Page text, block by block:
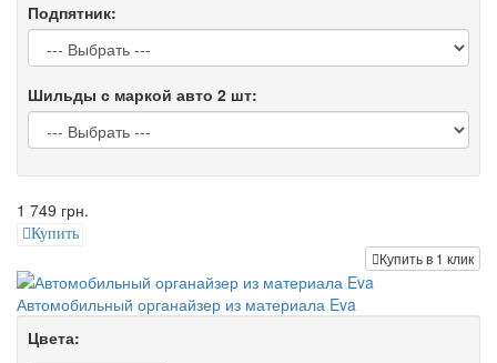
Подпятник:
Шильды с маркой авто 2 шт:
1 749 грн.
Купить
Купить в 1 клик
Автомобильный органайзер из материала Eva
Цвета: